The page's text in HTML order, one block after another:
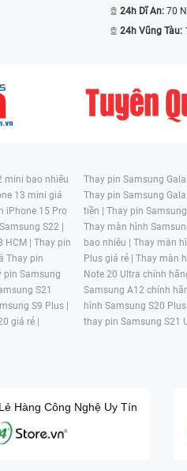
24h Dĩ An: 70
24h Vũng Tàu:
mini bao nhiêu
13 mini giá
iPhone 15 Pro
S22 |
HCM | Thay pin
Thay pin
pin Samsung
S21
S9 Plus |
giá rẻ |
Thay pin Samsung
Thay pin Samsung
tiền | Thay pin
Thay màn hình
bao nhiêu | Thay màn
Plus giá rẻ | Thay màn
Note 20 Ultra chính
Samsung A12 chính
hình Samsung S20
thay pin Samsung S21
Hàng Công Nghệ Uy Tín